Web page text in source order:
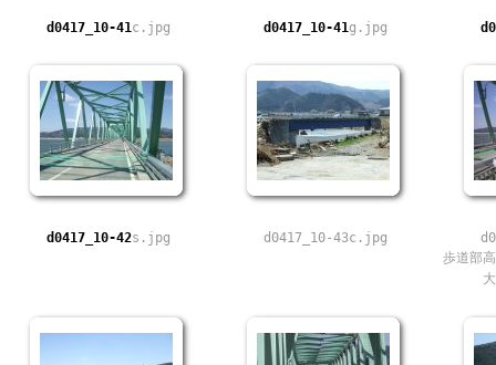
d0417_10-41c.jpg d0417_10-41g.jpg
d0417_10-42s.jpg d0417_10-43c.jpg
歩道部